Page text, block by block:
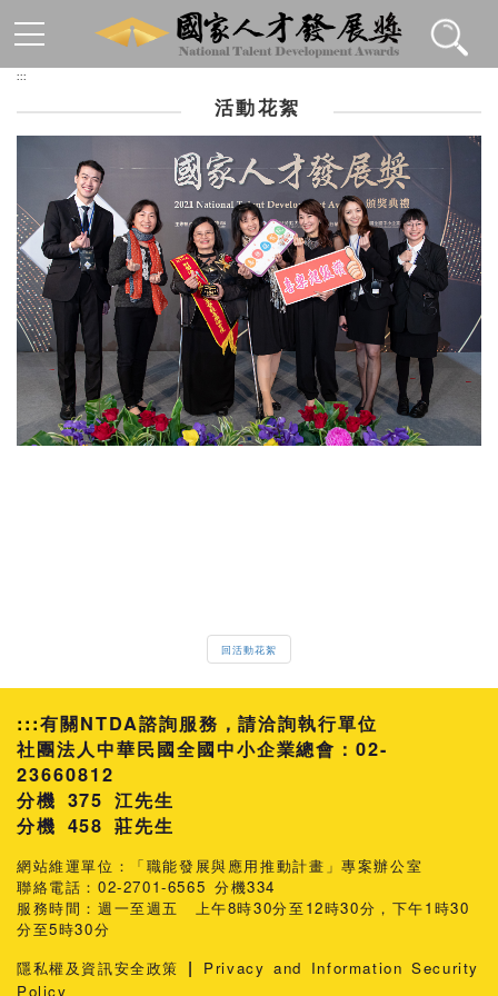
:::
活動花絮
回活動花絮
:::有關NTDA諮詢服務，請洽詢執行單位
社團法人中華民國全國中小企業總會：02-
23660812
分機 375 江先生
458 莊先生
網站維運單位：「職能發展與應用推動計畫」專案辦公室
聯絡電話：02-2701-6565 分機334
服務時間：週一至週五 上午8時30分至12時30分，下午1時30
分至5時30分
隱私權及資訊安全政策 |
Privacy and Information Security
Policy